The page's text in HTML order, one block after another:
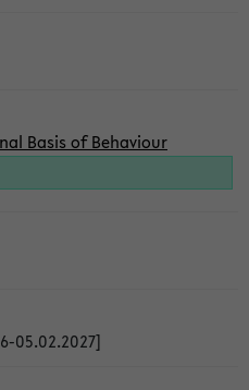
Basis of Behaviour
05.02.2027]